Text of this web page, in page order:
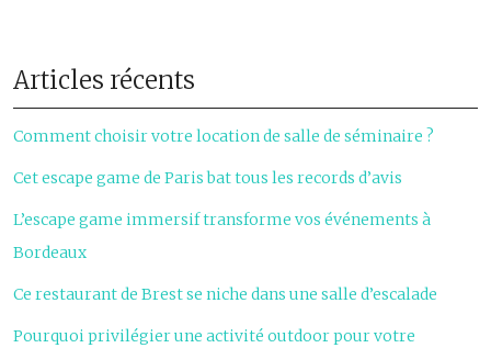
Articles récents
Comment choisir votre location de salle de séminaire ?
Cet escape game de Paris bat tous les records d’avis
L’escape game immersif transforme vos événements à
Bordeaux
Ce restaurant de Brest se niche dans une salle d’escalade
Pourquoi privilégier une activité outdoor pour votre